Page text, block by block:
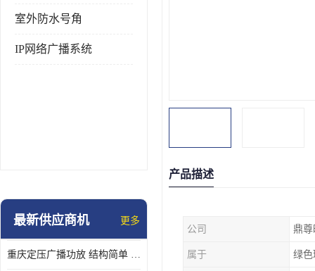
室外防水号角
IP网络广播系统
最新供应商机 更多
重庆定压广播功放 结构简单 传输距离远
产品描述
公司 鼎尊
属于 绿色